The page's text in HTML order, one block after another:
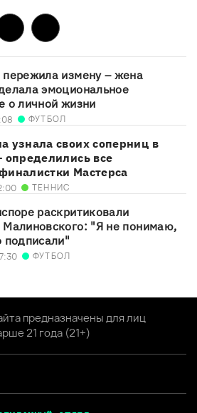
пережила измену – жена
эмоциональное
о личной жизни
ФУТБОЛ
узнала своих соперниц в
определились все
Мастерса
ТЕННИС
раскритиковали
Малиновского: "Я не понимаю,
подписали"
ФУТБОЛ
предназначены для лиц
21 года (21+)